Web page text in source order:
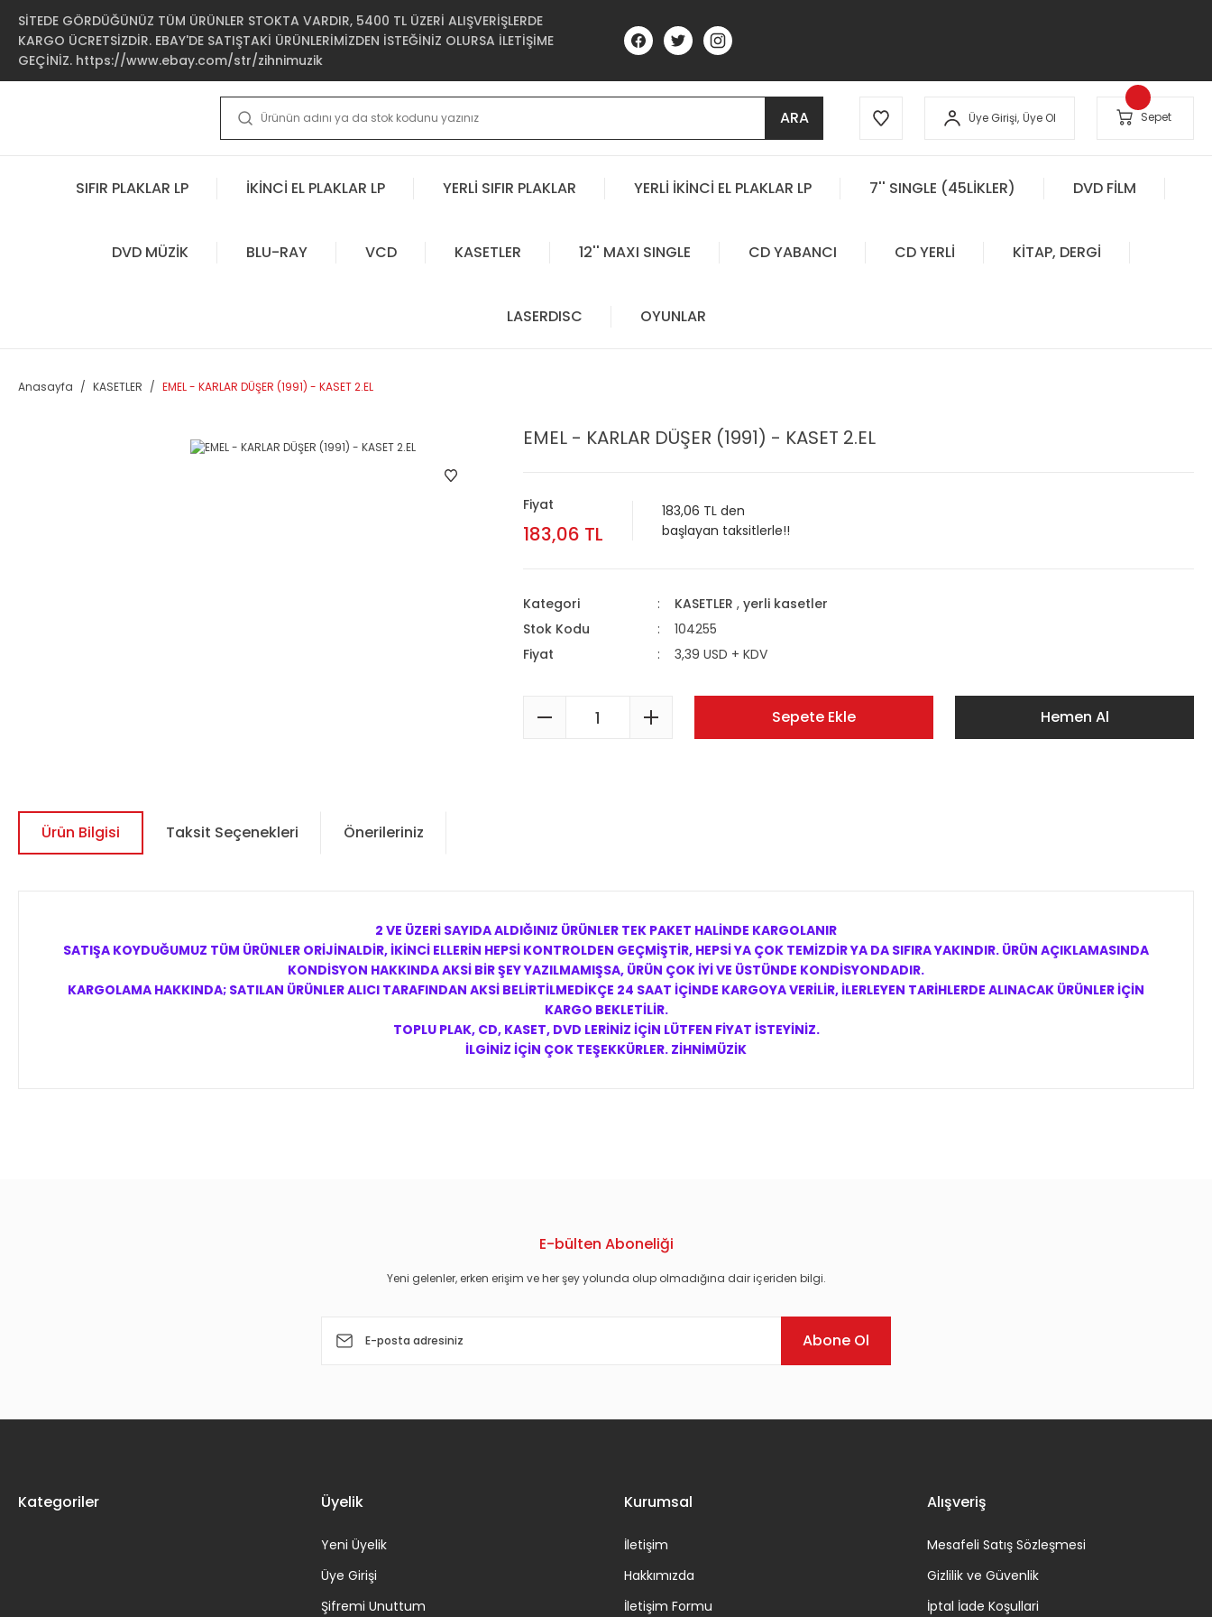
SİTEDE GÖRDÜĞÜNÜZ TÜM ÜRÜNLER STOKTA VARDIR, 5400 TL ÜZERİ ALIŞVERİŞLERDE
KARGO ÜCRETSİZDİR. EBAY'DE SATIŞTAKİ ÜRÜNLERİMİZDEN İSTEĞİNİZ OLURSA İLETİŞİME
GEÇİNİZ. https://www.ebay.com/str/zihnimuzik
ARA Üye Girişi, Üye Ol Sepet
SIFIR PLAKLAR LP İKİNCİ EL PLAKLAR LP YERLİ SIFIR PLAKLAR YERLİ İKİNCİ EL PLAKLAR LP 7'' SINGLE (45LİKLER) DVD FİLM
DVD MÜZİK BLU-RAY VCD KASETLER 12'' MAXI SINGLE CD YABANCI CD YERLİ KİTAP, DERGİ
LASERDISC OYUNLAR
Anasayfa KASETLER EMEL - KARLAR DÜŞER (1991) - KASET 2.EL
EMEL - KARLAR DÜŞER (1991) - KASET 2.EL
Fiyat
183,06 TL
183,06 TL den
başlayan taksitlerle!!
Kategori KASETLER , yerli kasetler
Stok Kodu
104255
Fiyat
3,39 USD + KDV
Sepete Ekle Hemen Al
Ürün Bilgisi Taksit Seçenekleri Önerileriniz
2 VE ÜZERİ SAYIDA ALDIĞINIZ ÜRÜNLER TEK PAKET HALİNDE KARGOLANIR
SATIŞA KOYDUĞUMUZ TÜM ÜRÜNLER ORİJİNALDİR, İKİNCİ ELLERİN HEPSİ KONTROLDEN GEÇMİŞTİR, HEPSİ YA ÇOK TEMİZDİR YA DA SIFIRA YAKINDIR. ÜRÜN AÇIKLAMASINDA
KONDİSYON HAKKINDA AKSİ BİR ŞEY YAZILMAMIŞSA, ÜRÜN ÇOK İYİ VE ÜSTÜNDE KONDİSYONDADIR.
KARGOLAMA HAKKINDA; SATILAN ÜRÜNLER ALICI TARAFINDAN AKSİ BELİRTİLMEDİKÇE 24 SAAT İÇİNDE KARGOYA VERİLİR, İLERLEYEN TARİHLERDE ALINACAK ÜRÜNLER İÇİN
KARGO BEKLETİLİR.
TOPLU PLAK, CD, KASET, DVD LERİNİZ İÇİN LÜTFEN FİYAT İSTEYİNİZ.
İLGİNİZ İÇİN ÇOK TEŞEKKÜRLER. ZİHNİMÜZİK
E-bülten Aboneliği
Yeni gelenler, erken erişim ve her şey yolunda olup olmadığına dair içeriden bilgi.
Abone Ol
Kategoriler Üyelik
Yeni Üyelik
Üye Girişi
Şifremi Unuttum
Kurumsal
İletişim
Hakkımızda
İletişim Formu
Alışveriş
Mesafeli Satış Sözleşmesi
Gizlilik ve Güvenlik
İptal İade Koşullari